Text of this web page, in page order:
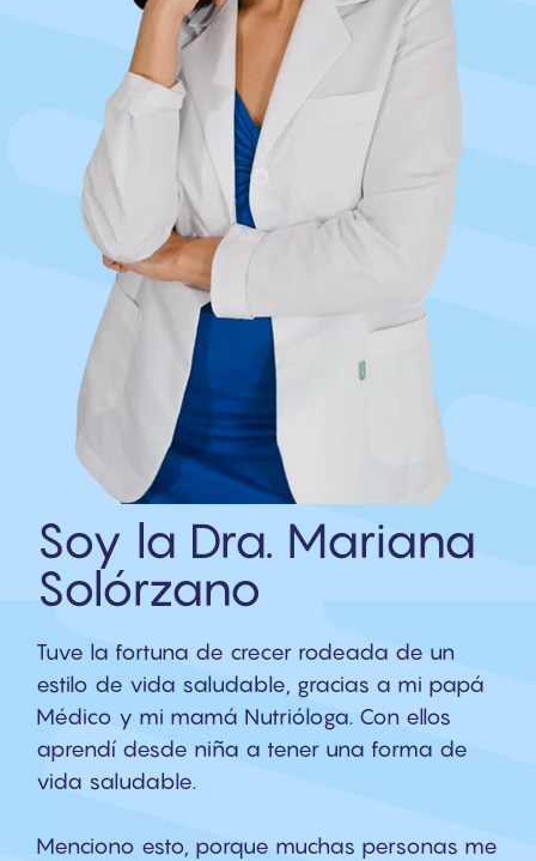
Soy la Dra. Mariana
Solórzano
Tuve la fortuna de crecer rodeada de un
estilo de vida saludable, gracias a mi papá
Médico y mi mamá Nutrióloga. Con ellos
aprendí desde niña a tener una forma de
vida saludable.
Menciono esto, porque muchas personas me